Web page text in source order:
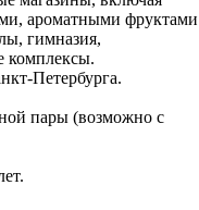
ароматными фруктами
гимназия,
комплексы.
Петербурга.
пары (возможно с